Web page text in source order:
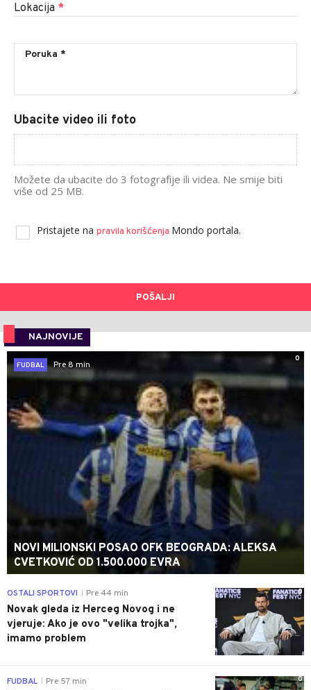
Lokacija *
Ubacite video ili foto
Možete da ubacite do 3 fotografije ili videa. Ne smije biti
više od 25 MB.
Pristajete na pravila korišćenja Mondo portala.
POŠALJI
NAJNOVIJE
0
FUDBAL
Pre 8 min
NOVI MILIONSKI POSAO OFK BEOGRADA: ALEKSA
CVETKOVIĆ OD 1.500.000 EVRA
0
OSTALI SPORTOVI Pre 44 min
Novak gleda iz Herceg Novog i ne
vjeruje: Ako je ovo "velika trojka",
imamo problem
0
FUDBAL Pre 57 min